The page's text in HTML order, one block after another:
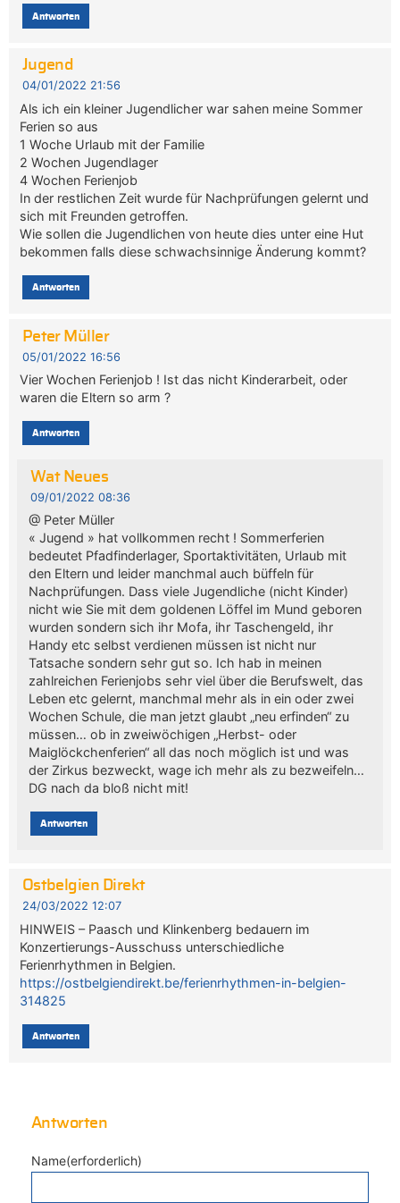
Antworten
Jugend
04/01/2022 21:56
Als ich ein kleiner Jugendlicher war sahen meine Sommer
Ferien so aus
1 Woche Urlaub mit der Familie
2 Wochen Jugendlager
4 Wochen Ferienjob
In der restlichen Zeit wurde für Nachprüfungen gelernt und
sich mit Freunden getroffen.
Wie sollen die Jugendlichen von heute dies unter eine Hut
bekommen falls diese schwachsinnige Änderung kommt?
Antworten
Peter Müller
05/01/2022 16:56
Vier Wochen Ferienjob ! Ist das nicht Kinderarbeit, oder
waren die Eltern so arm ?
Antworten
Wat Neues
09/01/2022 08:36
@ Peter Müller
« Jugend » hat vollkommen recht ! Sommerferien
bedeutet Pfadfinderlager, Sportaktivitäten, Urlaub mit
den Eltern und leider manchmal auch büffeln für
Nachprüfungen. Dass viele Jugendliche (nicht Kinder)
nicht wie Sie mit dem goldenen Löffel im Mund geboren
wurden sondern sich ihr Mofa, ihr Taschengeld, ihr
Handy etc selbst verdienen müssen ist nicht nur
Tatsache sondern sehr gut so. Ich hab in meinen
zahlreichen Ferienjobs sehr viel über die Berufswelt, das
Leben etc gelernt, manchmal mehr als in ein oder zwei
Wochen Schule, die man jetzt glaubt „neu erfinden“ zu
müssen… ob in zweiwöchigen „Herbst- oder
Maiglöckchenferien“ all das noch möglich ist und was
der Zirkus bezweckt, wage ich mehr als zu bezweifeln…
DG nach da bloß nicht mit!
Antworten
Ostbelgien Direkt
24/03/2022 12:07
HINWEIS – Paasch und Klinkenberg bedauern im
Konzertierungs-Ausschuss unterschiedliche
Ferienrhythmen in Belgien.
https://ostbelgiendirekt.be/ferienrhythmen-in-belgien-
314825
Antworten
Antworten
Name(erforderlich)